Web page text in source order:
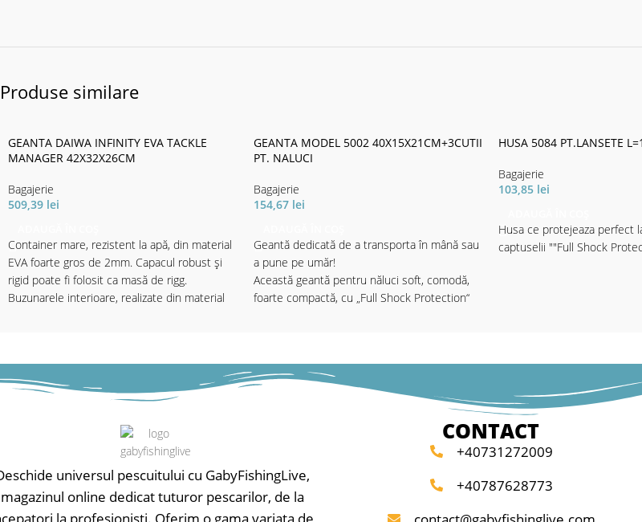
Produse similare
GEANTA DAIWA INFINITY EVA TACKLE
MANAGER 42X32X26CM
Bagajerie
509,39 lei
Container mare, rezistent la apă, din material
EVA foarte gros de 2mm. Capacul robust și
rigid poate fi folosit ca masă de rigg.
Buzunarele interioare, realizate din material
spațiu în partea de jos pentru a păstra în
siguranță senzorii etc.
- Dimensiuni 42x32x26cm
GEANTA MODEL 5002 40X15X21CM+3CUTII
PT. NALUCI
Bagajerie
154,67 lei
Geantă dedicată de a transporta în mână sau
a pune pe umăr!
Această geantă pentru năluci soft, comodă,
foarte compactă, cu „Full Shock Protection“
anduraţă la spinning. O alegere inteligentă
pentru pescarii ambițioşi de răpitori. Conţine
2 cutii năluci (Cormoran modelul 8048 /
27x18.5x4cm) în compartimentul principal și
(Cormoran modelul 8007 / 20x14.5x4cm) în
buzunarul suprapus. Cele 2 buzunare laterale
foarte spaţioase asigură un acces rapid la
toate instrumentele esențiale sau poate
HUSA 5084 PT.LANSETE
Bagajerie
103,85 lei
Husa ce protejeaza perfect
captuselii ""Full Shock
universul pescuitului cu GabyFishingLive,
magazinul online dedicat tuturor pescarilor, de la
la profesionisti. Oferim o gama variata de
CONTACT
+40731272009
+40787628773